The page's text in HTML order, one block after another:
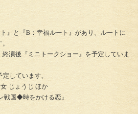
』と『B：幸福ルート』があり、ルートに
演後『ミニトークショー』を予定していま
しています。
じょうじ ほか
戦国◆時をかける恋』